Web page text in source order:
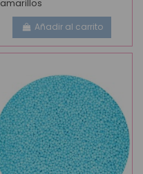
amarillos
Añadir al carrito